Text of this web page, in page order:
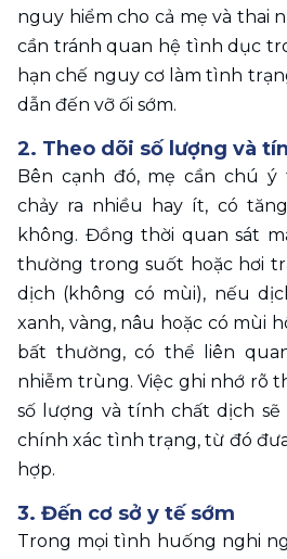
nguy hiểm cho cả mẹ và thai
cần tránh quan hệ tình dục
hạn chế nguy cơ làm tình
dẫn đến vỡ ối sớm.
2. Theo dõi số lượng và
Bên cạnh đó, mẹ cần chú
chảy ra nhiều hay ít, có
không. Đồng thời quan sát
thường trong suốt hoặc hơi
dịch (không có mùi), nếu
xanh, vàng, nâu hoặc có mùi
bất thường, có thể liên
nhiễm trùng. Việc ghi nhớ rõ
số lượng và tính chất dịch sẽ
chính xác tình trạng, từ đó
hợp.
3. Đến cơ sở y tế sớm
Trong mọi tình huống nghi